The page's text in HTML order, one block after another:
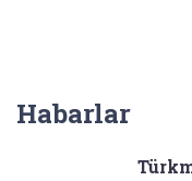
Habarlar